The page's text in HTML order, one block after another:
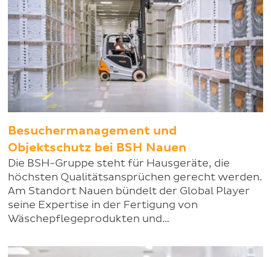
Besuchermanagement und
Objektschutz bei BSH Nauen
Die BSH-Gruppe steht für Hausgeräte, die
höchsten Qualitätsansprüchen gerecht werden.
Am Standort Nauen bündelt der Global Player
seine Expertise in der Fertigung von
Wäschepflegeprodukten und…